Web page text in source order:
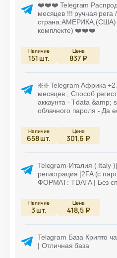
❤️❤️❤️ Telegram
месяцев !!! ручная рега
страна:АМЕРИКА,(США)
комплекте) ❤️❤️❤️
151 шт. 837 ₽
❇️❇️ Telegram Африка
месяцев , Способ
аккаунта - Tdata &amp;
облачного пароля - Да
658шт. 301,6 ₽
Telegram-Италия ( Italy
регистрация |2FA (с
ФОРМАТ: TDATA | Без
3шт. 418,5 ₽
Telagram База Крипто
| Отличная база